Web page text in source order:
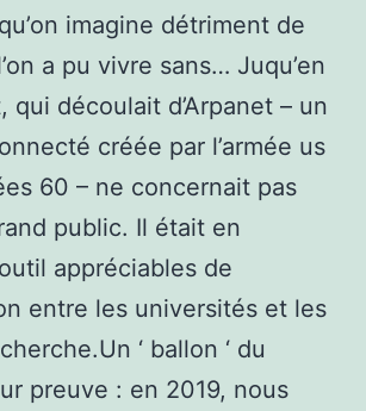
imagine détriment de
a pu vivre sans… Juqu’en
qui découlait d’Arpanet – un
créée par l’armée us
60 – ne concernait pas
public. Il était en
appréciables de
entre les universités et les
‘ ballon ‘ du
preuve : en 2019, nous